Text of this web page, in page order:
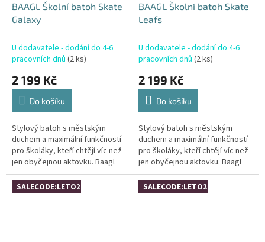
BAAGL Školní batoh Skate
Galaxy
U dodavatele - dodání do 4-6
pracovních dnů (2 ks)
2 199 Kč
Do košíku
Stylový batoh s městským
duchem a maximální funkčností
pro školáky, kteří chtějí víc než
jen obyčejnou aktovku. Baagl
Skate je ideální volba pro starší
školáky (3-5. třída),...
BAAGL Školní batoh Skate
Leafs
U dodavatele - dodání do 4-6
pracovních dnů (2 ks)
2 199 Kč
Do košíku
Stylový batoh s městským
duchem a maximální funkčností
pro školáky, kteří chtějí víc než
jen obyčejnou aktovku. Baagl
Skate je ideální volba pro starší
školáky (3-5. třída),...
SALECODE:LETO26:4:% SALECODE:LETO26:4:%